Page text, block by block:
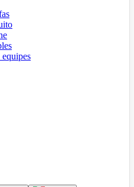
equipes